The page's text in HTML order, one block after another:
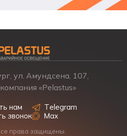
ул. Амундсена, 107,
«Pelastus»
нам
звонок
Telegram
Max
права защищены.